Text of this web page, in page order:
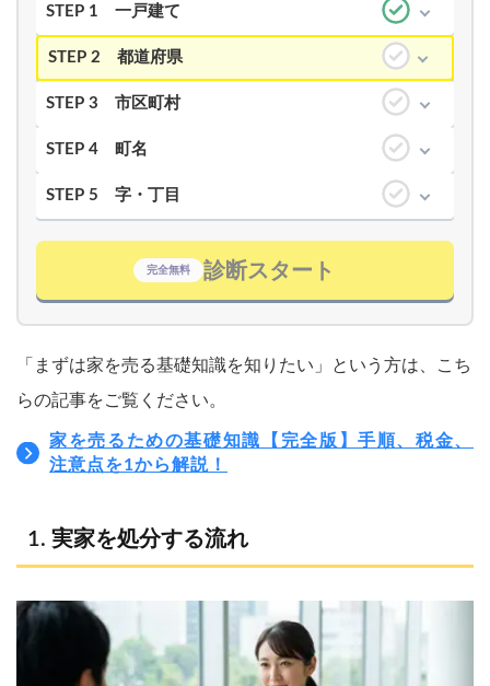
STEP 1 一戸建て
STEP 2 都道府県
STEP 3 市区町村
STEP 4 町名
STEP 5 字・丁目
完全無料 診断スタート
「まずは家を売る基礎知識を知りたい」という方は、こち
らの記事をご覧ください。
家を売るための基礎知識【完全版】手順、税金、
注意点を1から解説！
実家を処分する流れ